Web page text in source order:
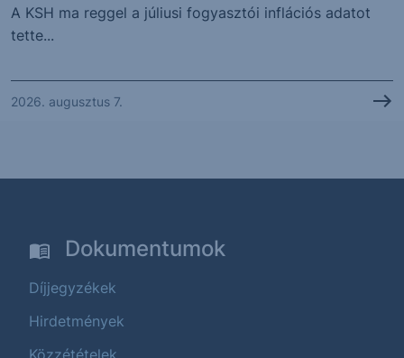
A KSH ma reggel a júliusi fogyasztói inflációs adatot
tette...
2026. augusztus 7.
Dokumentumok
Díjjegyzékek
Hirdetmények